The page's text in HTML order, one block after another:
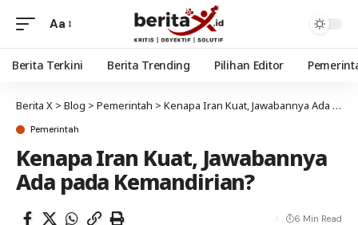
Aa
Berita Terkini Berita Trending Pilihan Editor
Berita X > Blog > Pemerintah > Kenapa Iran Kuat, Jawabannya Ada pada Kemandirian?
Pemerintah
Kenapa Iran Kuat, Jawabannya
Ada pada Kemandirian?
6 Min Read